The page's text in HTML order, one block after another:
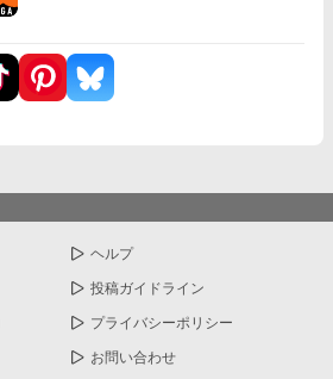
ヘルプ
投稿ガイドライン
プライバシーポリシー
お問い合わせ